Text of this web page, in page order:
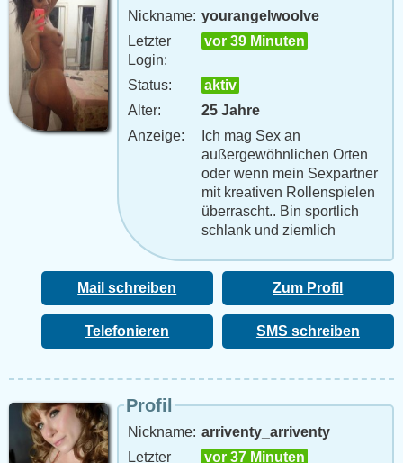
Nickname: yourangelwoolve
Letzter
Login:
vor 39 Minuten
Status:
aktiv
Alter:
25 Jahre
Anzeige:
Ich mag Sex an
außergewöhnlichen Orten
oder wenn mein Sexpartner
mit kreativen Rollenspielen
überrascht.. Bin sportlich
schlank und ziemlich
das hindert die netten Jungs
Zum Profil
Mail schreiben
SMS schreiben
Telefonieren
Profil
Nickname: arriventy_arriventy
Letzter
vor 37 Minuten